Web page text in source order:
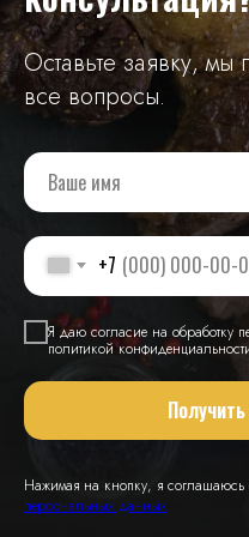
Оставьте заявку, мы
все вопросы.
+7
Я даю согласие на обработку
политикой
Нажимая на кнопку, я соглашаюсь
персональных данных